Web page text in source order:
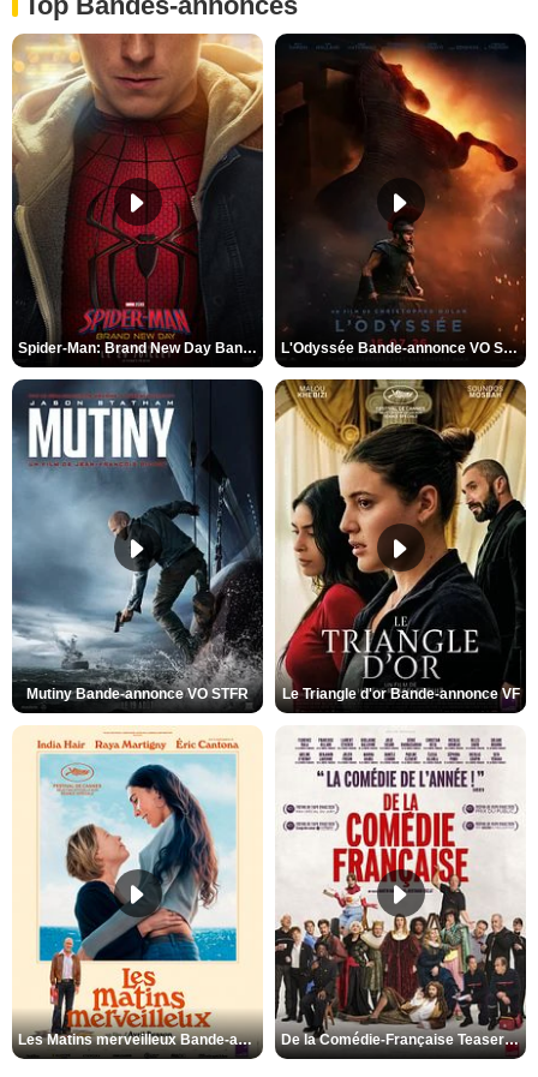
Spider-Man: Brand New Day Bande-annonce VO STFR L'Odyssée Bande-annonce VO STFR
Mutiny Bande-annonce VO STFR Le Triangle d'or Bande-annonce VF
Les Matins merveilleux Bande-annonce VF De la Comédie-Française Teaser VF